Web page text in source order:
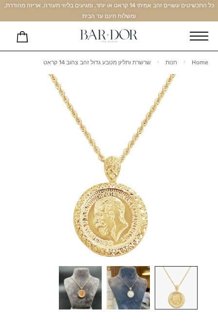
כל התכשיטים עשויים זהב אמיתי 14 קראט או יותר, ומגיעים בליווי תעודה, אריזה מהודרת,
ומשלוח חינם עד הבית
Home חנות שרשרת ותליון מטבע גדול זהב צהוב 14 קראט